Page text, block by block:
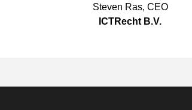
Steven Ras, CEO
ICTRecht B.V.